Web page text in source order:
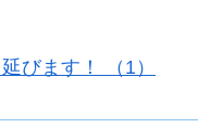
びます！ （1）